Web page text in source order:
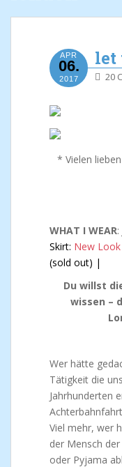
APR
06.
2017
let
20
* Vielen
WHAT I WEAR:
Skirt: New Look
(sold out) |
Du willst
wissen –
Wer hätte
Tätigkeit die
Jahrhunderten
Viel mehr, wer
der Mensch
oder Pyjama